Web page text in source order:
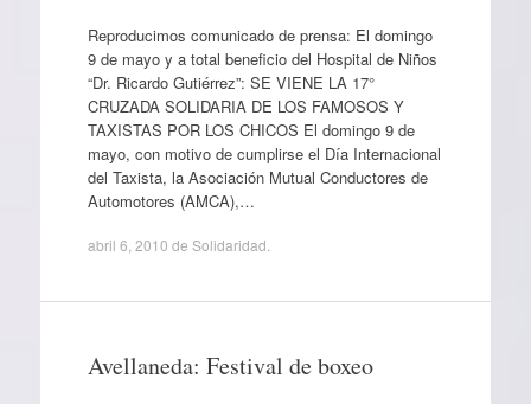
Reproducimos comunicado de prensa: El domingo
9 de mayo y a total beneficio del Hospital de Niños
“Dr. Ricardo Gutiérrez”: SE VIENE LA 17°
CRUZADA SOLIDARIA DE LOS FAMOSOS Y
TAXISTAS POR LOS CHICOS El domingo 9 de
mayo, con motivo de cumplirse el Día Internacional
del Taxista, la Asociación Mutual Conductores de
Automotores (AMCA),…
abril 6, 2010 de Solidaridad
Avellaneda: Festival de boxeo